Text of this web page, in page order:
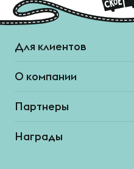
Для клиентов
О компании
Партнеры
Награды